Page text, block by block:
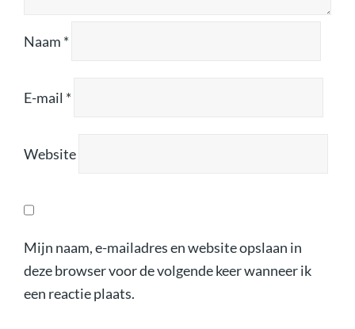
Naam *
E-mail *
Website
Mijn naam, e-mailadres en website opslaan in
deze browser voor de volgende keer wanneer ik
een reactie plaats.